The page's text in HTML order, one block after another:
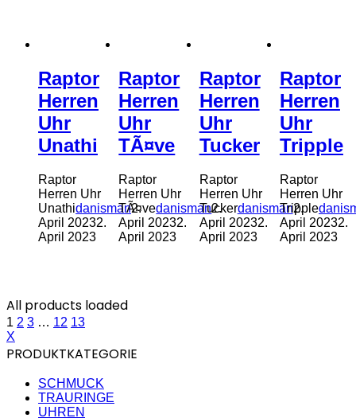
Raptor
Herren
Uhr
Unathi
Raptor
Herren Uhr
Unathidanisman2.
April 20232.
April 2023
Raptor
Herren
Uhr
TÃ¤ve
Raptor
Herren Uhr
TÃ¤vedanisman2.
April 20232.
April 2023
Raptor
Herren
Uhr
Tucker
Raptor
Herren Uhr
Tuckerdanisman2.
April 20232.
April 2023
Raptor
Herren
Uhr
Tripple
Raptor
Herren Uhr
Tripple
April 20232.
April 2023
All products loaded
1 2 3 … 12 13
X
PRODUKTKATEGORIE
SCHMUCK
TRAURINGE
UHREN